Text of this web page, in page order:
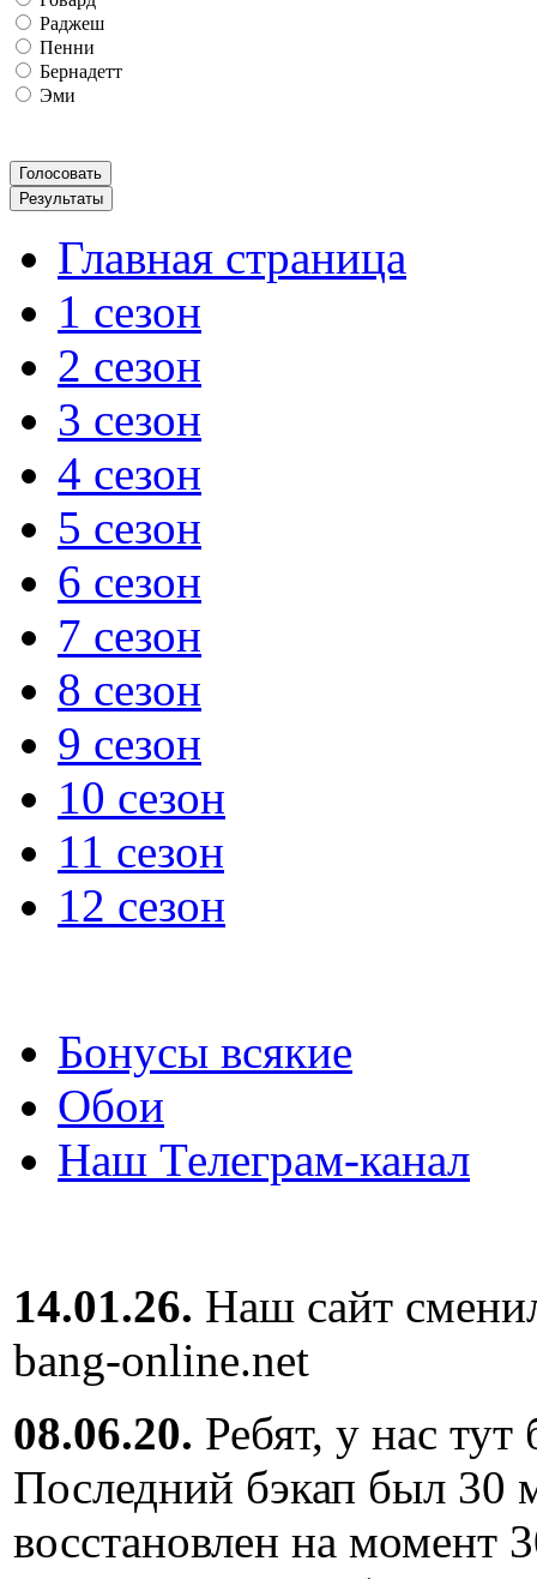
Раджеш
Пенни
Бернадетт
Эми
Главная страница
1 сезон
2 сезон
3 сезон
4 сезон
5 сезон
6 сезон
7 сезон
8 сезон
9 сезон
10 сезон
11 сезон
12 сезон
Бонусы всякие
Обои
Наш Телеграм-канал
14.01.26. Наш сайт
bang-online.net
08.06.20. Ребят, у нас
Последний бэкап был 30
восстановлен на